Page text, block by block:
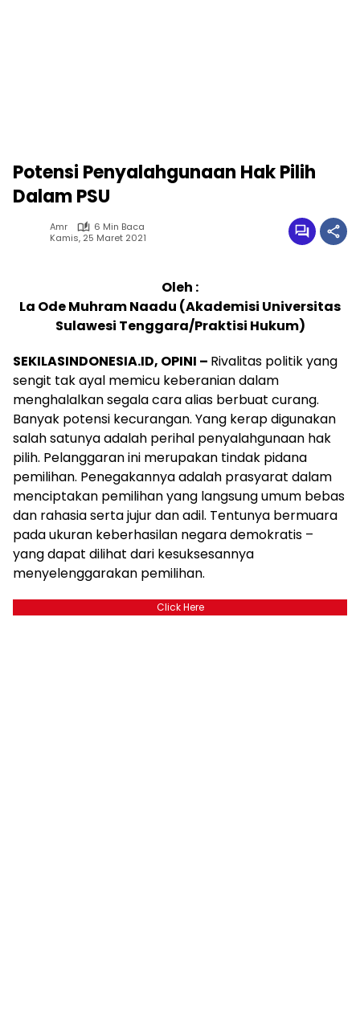
Potensi Penyalahgunaan Hak Pilih
Dalam PSU
Amr
6 Min Baca
Kamis, 25 Maret 2021
Oleh :
La Ode Muhram Naadu (Akademisi Universitas
Sulawesi Tenggara/Praktisi Hukum)
SEKILASINDONESIA.ID, OPINI – Rivalitas politik yang
sengit tak ayal memicu keberanian dalam
menghalalkan segala cara alias berbuat curang.
Banyak potensi kecurangan. Yang kerap digunakan
salah satunya adalah perihal penyalahgunaan hak
pilih. Pelanggaran ini merupakan tindak pidana
pemilihan. Penegakannya adalah prasyarat dalam
menciptakan pemilihan yang langsung umum bebas
dan rahasia serta jujur dan adil. Tentunya bermuara
pada ukuran keberhasilan negara demokratis –
yang dapat dilihat dari kesuksesannya
menyelenggarakan pemilihan.
Click Here